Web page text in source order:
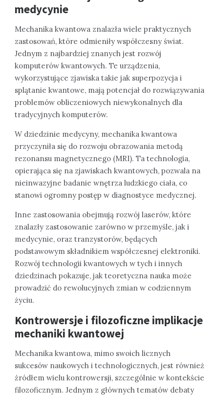
medycynie
Mechanika kwantowa znalazła wiele praktycznych
zastosowań, które odmieniły współczesny świat.
Jednym z najbardziej znanych jest rozwój
komputerów kwantowych. Te urządzenia,
wykorzystujące zjawiska takie jak superpozycja i
splątanie kwantowe, mają potencjał do rozwiązywania
problemów obliczeniowych niewykonalnych dla
tradycyjnych komputerów.
W dziedzinie medycyny, mechanika kwantowa
przyczyniła się do rozwoju obrazowania metodą
rezonansu magnetycznego (MRI). Ta technologia,
opierająca się na zjawiskach kwantowych, pozwala na
nieinwazyjne badanie wnętrza ludzkiego ciała, co
stanowi ogromny postęp w diagnostyce medycznej.
Inne zastosowania obejmują rozwój laserów, które
znalazły zastosowanie zarówno w przemyśle, jak i
medycynie, oraz tranzystorów, będących
podstawowym składnikiem współczesnej elektroniki.
Rozwój technologii kwantowych w tych i innych
dziedzinach pokazuje, jak teoretyczna nauka może
prowadzić do rewolucyjnych zmian w codziennym
życiu.
Kontrowersje i filozoficzne implikacje
mechaniki kwantowej
Mechanika kwantowa, mimo swoich licznych
sukcesów naukowych i technologicznych, jest również
źródłem wielu kontrowersji, szczególnie w kontekście
filozoficznym. Jednym z głównych tematów debaty